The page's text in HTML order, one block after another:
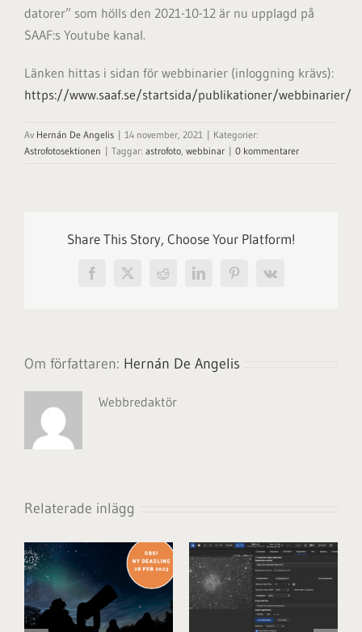
datorer” som hölls den 2021-10-12 är nu upplagd på
SAAF:s Youtube kanal.
Länken hittas i sidan för webbinarier (inloggning krävs):
https://www.saaf.se/startsida/publikationer/webbinarier/
Av Hernán De Angelis | 14 november, 2021 | Kategorier:
Astrofotosektionen | Taggar: astrofoto webbinar | 0 kommentarer
Share This Story, Choose Your Platform!
Facebook
X RedditLinkedInPinterest
Vk
Om författaren: Hernán De Angelis
Webbredaktör
Relaterade inlägg